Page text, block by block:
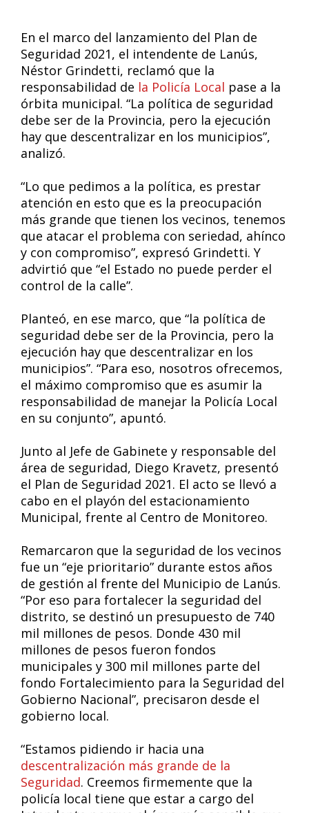
En el marco del lanzamiento del Plan de
Seguridad 2021, el intendente de Lanús,
Néstor Grindetti, reclamó que la
responsabilidad de la Policía Local pase a la
órbita municipal. “La política de seguridad
debe ser de la Provincia, pero la ejecución
hay que descentralizar en los municipios”,
analizó.
“Lo que pedimos a la política, es prestar
atención en esto que es la preocupación
más grande que tienen los vecinos, tenemos
que atacar el problema con seriedad, ahínco
y con compromiso”, expresó Grindetti. Y
advirtió que “el Estado no puede perder el
control de la calle”.
Planteó, en ese marco, que “la política de
seguridad debe ser de la Provincia, pero la
ejecución hay que descentralizar en los
municipios”. “Para eso, nosotros ofrecemos,
el máximo compromiso que es asumir la
responsabilidad de manejar la Policía Local
en su conjunto”, apuntó.
Junto al Jefe de Gabinete y responsable del
área de seguridad, Diego Kravetz, presentó
el Plan de Seguridad 2021. El acto se llevó a
cabo en el playón del estacionamiento
Municipal, frente al Centro de Monitoreo.
Remarcaron que la seguridad de los vecinos
fue un “eje prioritario” durante estos años
de gestión al frente del Municipio de Lanús.
“Por eso para fortalecer la seguridad del
distrito, se destinó un presupuesto de 740
mil millones de pesos. Donde 430 mil
millones de pesos fueron fondos
municipales y 300 mil millones parte del
fondo Fortalecimiento para la Seguridad del
Gobierno Nacional”, precisaron desde el
gobierno local.
“Estamos pidiendo ir hacia una
descentralización más grande de la
Seguridad. Creemos firmemente que la
policía local tiene que estar a cargo del